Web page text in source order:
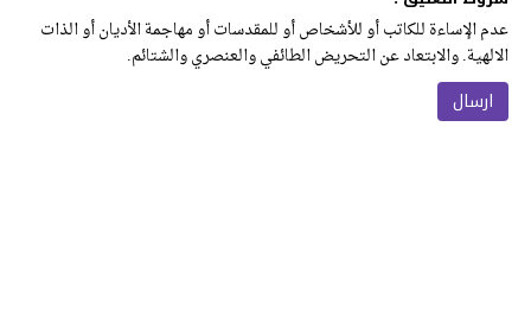
عدم الإساءة للكاتب أو للأشخاص أو للمقدسات أو مهاجمة الأديان أو الذات
الالهية. والابتعاد عن التحريض الطائفي والعنصري والشتائم.